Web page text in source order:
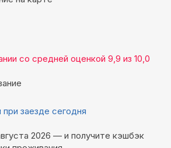
со средней оценкой 9,9 из 10,0
заезде сегодня
2026 — и получите кэшбэк